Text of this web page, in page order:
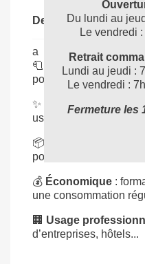
Description
a
🧻
Confort premium
:
pour une expérience
✨ 2 plis de qualité :
usage quotidien fiable.
📦
pour collectivités et
💰 Économique :
une consommation
🏢 Usage
d’entreprises, hôtels...
Du lundi au
Le vendredi
Retrait
Lundi au jeudi :
Le vendredi :
Fermeture les